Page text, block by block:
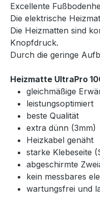
Excellente
Die elektrische
Die Heizmatten sind
Knopfdruck.
Durch die geringe
Heizmatte UltraPro
gleichmäßige
leistungsoptimiert
beste Qualität
extra dünn (3mm)
Heizkabel genäht
starke Klebeseite
abgeschirmte
kein messbares
wartungsfrei und